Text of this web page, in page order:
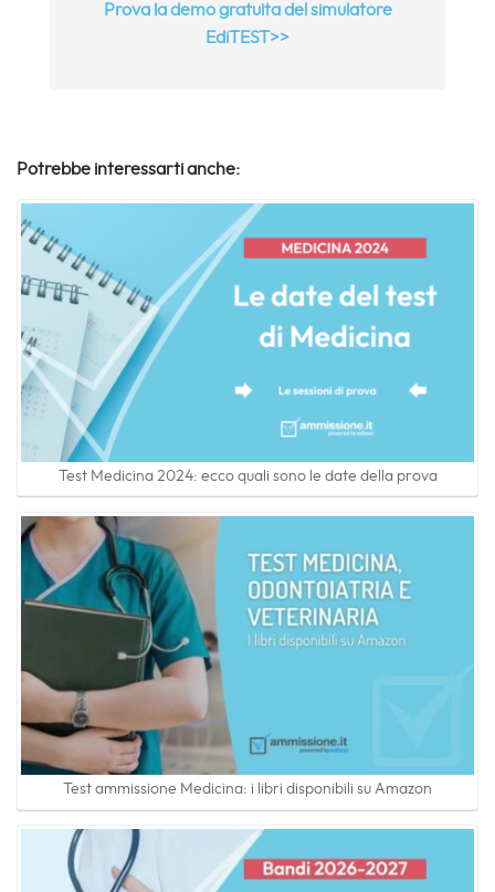
Prova la demo gratuita del simulatore
EdiTEST>>
Potrebbe interessarti anche:
Test Medicina 2024: ecco quali sono le date della prova
Test ammissione Medicina: i libri disponibili su Amazon